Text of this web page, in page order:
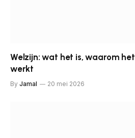
Welzijn: wat het is, waarom
werkt
By Jamal 20 mei 2026